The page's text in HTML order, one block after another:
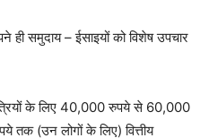
समुदाय – ईसाइयों को विशेष उपचार
के लिए 40,000 रुपये से 60,000
(उन लोगों के लिए) वित्तीय